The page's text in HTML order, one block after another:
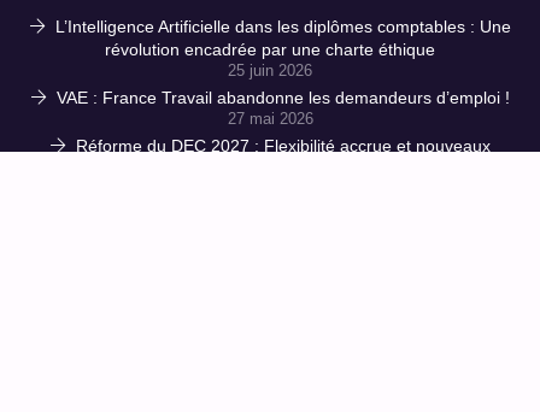
L’Intelligence Artificielle dans les diplômes comptables : Une
révolution encadrée par une charte éthique
25 juin 2026
VAE : France Travail abandonne les demandeurs d’emploi !
27 mai 2026
Réforme du DEC 2027 : Flexibilité accrue et nouveaux